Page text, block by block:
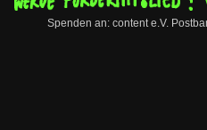
Spenden an: content e.V.